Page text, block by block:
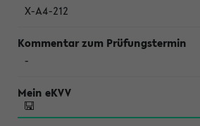
X-A4-212
-